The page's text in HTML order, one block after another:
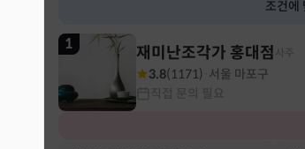
조건에
1 재미난조각가 홍대점
3.8(1171) 서울 마포구